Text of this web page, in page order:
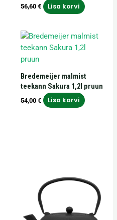
56,60 € Lisa korvi
Bredemeijer malmist
teekann Sakura 1,2l pruun
54,00 € Lisa korvi